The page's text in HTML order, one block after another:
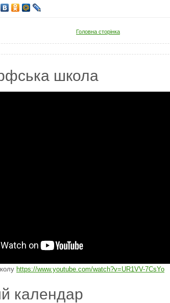
Головна сторінка
школа
https://www.youtube.com/watch?v=UR1VV-7CsYo
календар